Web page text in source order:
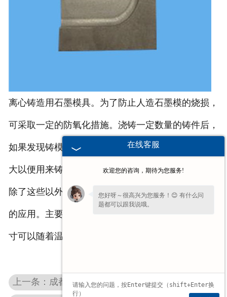
离心铸造用石墨模具。为了防止人造石墨模的烧损，
可采取一定的防氧化措施。浇铸一定数量的铸件后，
如果发现铸模内表面烧损，可以将铸模内孔的尺寸扩
大以便用来铸造大规格套管。
除了这些以外石墨模具在玻璃成型方面也得到了广泛
的应用。主要原因还是因为它不会改变玻璃成分，尺
寸可以随着温度变小等。
上一条：成都高纯石墨板的使用寿命受哪些因素的影响？
在线客服
欢迎您的咨询，期待为您服务!
您好呀～很高兴为您服务！😊 有什么问
题都可以跟我说哦。